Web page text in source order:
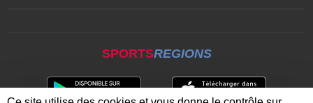
SPORTSREGIONS